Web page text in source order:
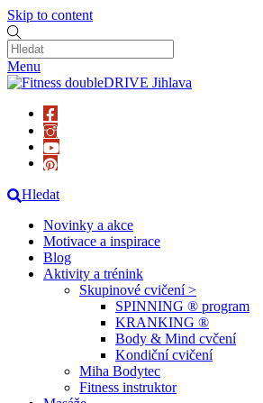
Skip to content
Menu
Hledat
Novinky a akce
Motivace a inspirace
Blog
Aktivity a trénink
Skupinové cvičení >
SPINNING ® program
KRANKING ®
Body & Mind cvčení
Kondiční cvičení
Miha Bodytec
Fitness instruktor